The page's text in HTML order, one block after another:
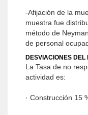
-Afijación de la
muestra fue
método de
de personal
DESVIACIONES
La Tasa de no
actividad es:
· Construcción 15